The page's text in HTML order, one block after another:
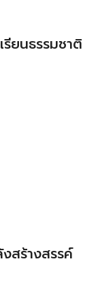
ยนธรรมชาติ
สร้างสรรค์